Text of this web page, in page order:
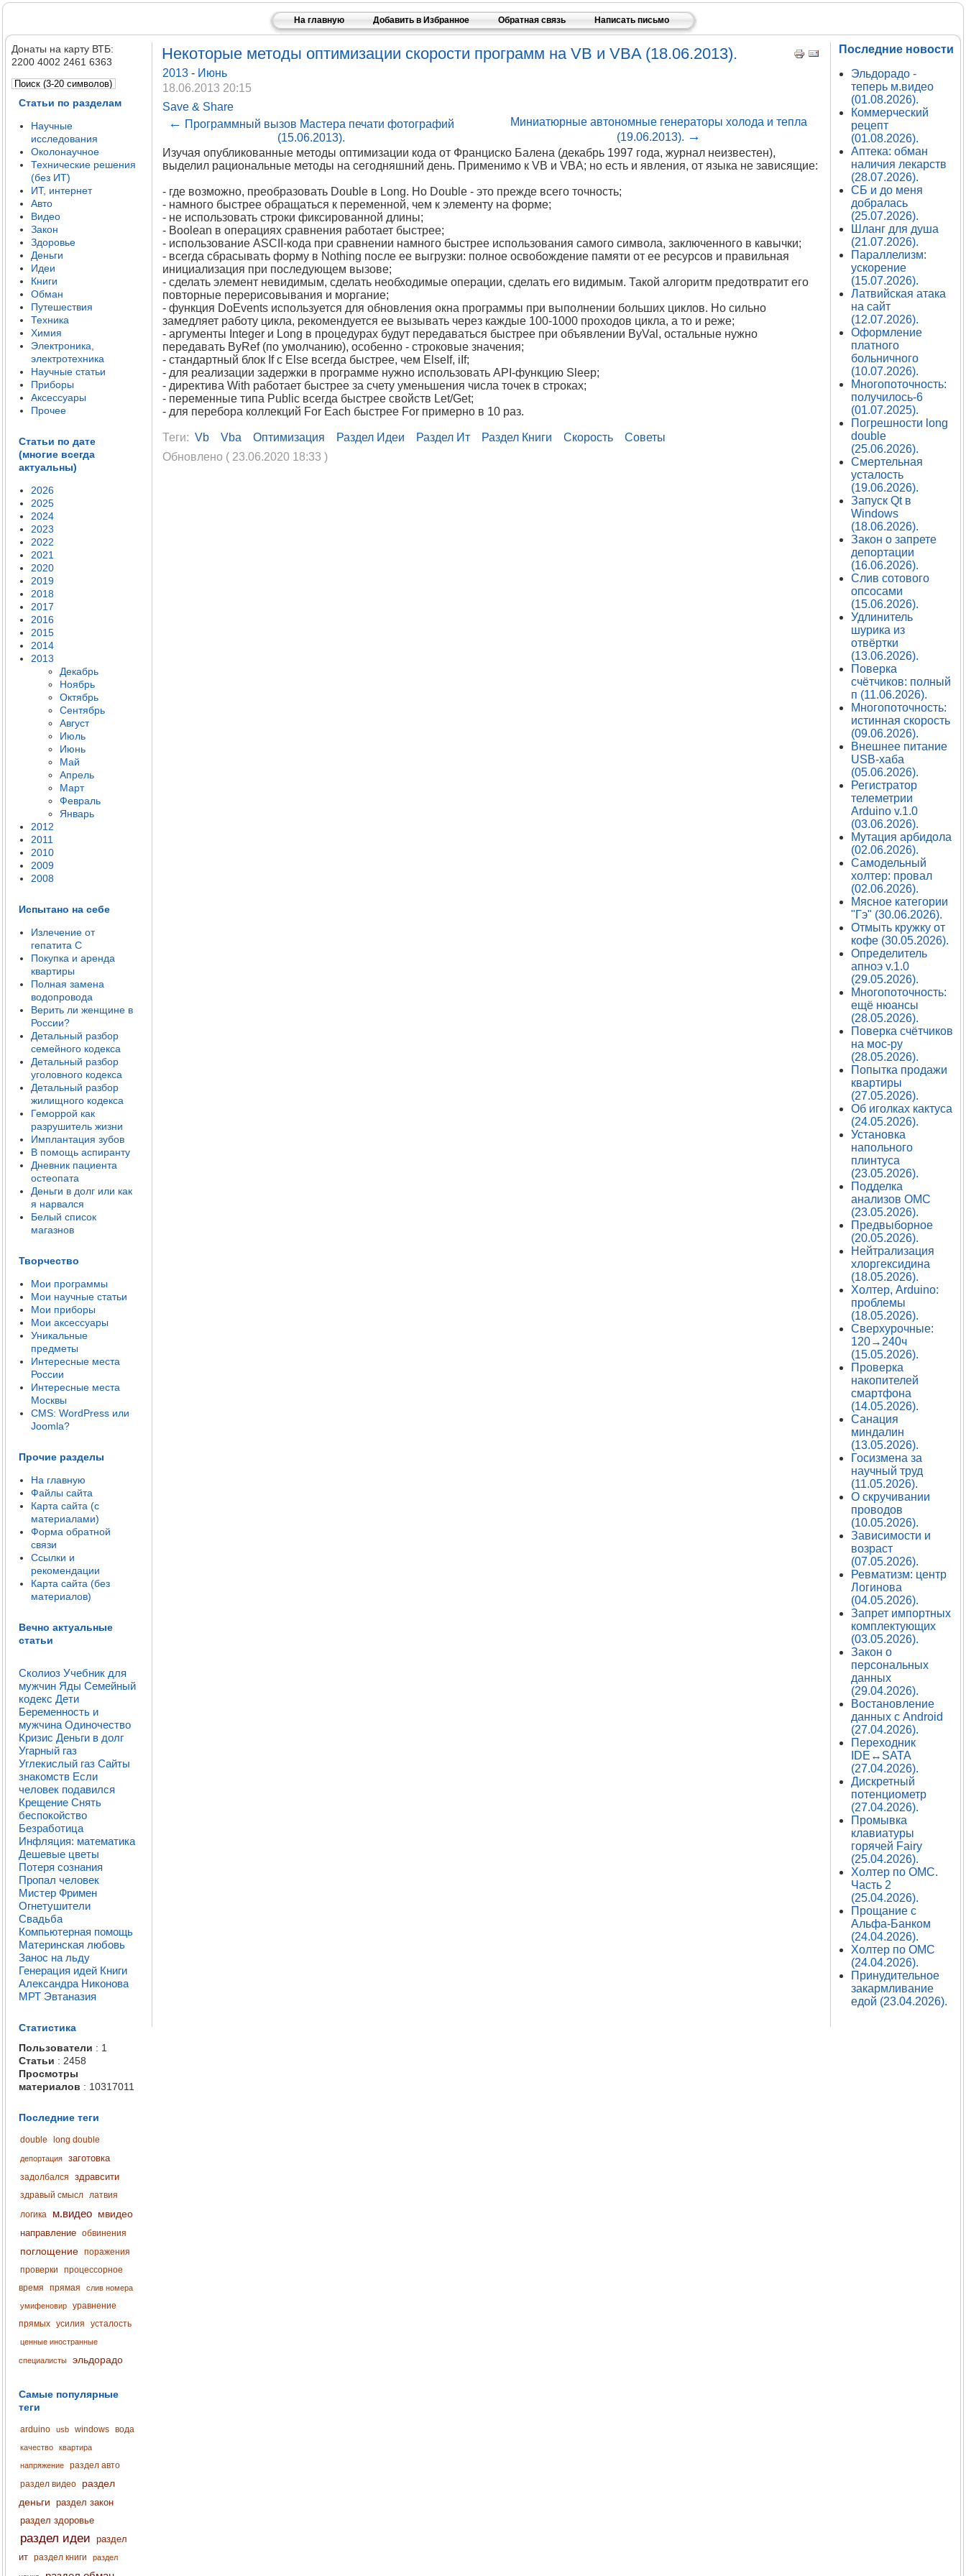
На главную Добавить в Избранное Обратная связь Написать письмо
Донаты на карту ВТБ:
2200 4002 2461 6363
Статьи по разделам
Научные
исследования
Околонаучное
Технические решения
(без ИТ)
ИТ, интернет
Авто
Видео
Закон
Здоровье
Деньги
Идеи
Книги
Обман
Путешествия
Техника
Химия
Электроника,
электротехника
Научные статьи
Приборы
Аксессуары
Прочее
Статьи по дате
(многие всегда
актуальны)
2026
2025
2024
2023
2022
2021
2020
2019
2018
2017
2016
2015
2014
2013
Декабрь
Ноябрь
Октябрь
Сентябрь
Август
Июль
Июнь
Май
Апрель
Март
Февраль
Январь
2012
2011
2010
2009
2008
Испытано на себе
Излечение от
гепатита C
Покупка и аренда
квартиры
Полная замена
водопровода
Верить ли женщине в
России?
Детальный разбор
семейного кодекса
Детальный разбор
уголовного кодекса
Детальный разбор
жилищного кодекса
Геморрой как
разрушитель жизни
Имплантация зубов
В помощь аспиранту
Дневник пациента
остеопата
Деньги в долг или как
я нарвался
Белый список
магазнов
Творчество
Мои программы
Мои научные статьи
Мои приборы
Мои аксессуары
Уникальные
предметы
Интересные места
России
Интересные места
Москвы
CMS: WordPress или
Joomla?
Прочие разделы
На главную
Файлы сайта
Карта сайта (с
материалами)
Форма обратной
связи
Ссылки и
рекомендации
Карта сайта (без
материалов)
Вечно актуальные
статьи
Сколиоз Учебник для
мужчин Яды Семейный
кодекс Дети
Беременность и
мужчина Одиночество
Кризис Деньги в долг
Угарный газ
Углекислый газ Сайты
знакомств Если
человек подавился
Крещение Снять
беспокойство
Безработица
Инфляция: математика
Дешевые цветы
Потеря сознания
Пропал человек
Мистер Фримен
Огнетушители
Свадьба
Компьютерная помощь
Материнская любовь
Занос на льду
Генерация идей Книги
Александра Никонова
МРТ Эвтаназия
Статистика
Пользователи : 1
Статьи : 2458
Просмотры
материалов : 10317011
Последние теги
double long double
депортация заготовка
задолбался здравсити
здравый смысл латвия
логика
м.видео мвидео
направление обвинения
поглощение поражения
проверки
процессорное
время
прямая слив номера
умифеновир
уравнение
прямых усилия усталость
ценные иностранные
специалисты эльдорадо
Самые популярные
теги
arduino usb windows вода
качество квартира
напряжение
раздел авто
раздел видео
раздел
деньги раздел закон
раздел здоровье
раздел идеи раздел
ит раздел книги раздел
Некоторые методы оптимизации скорости программ на VB и VBA (18.06.2013).
2013 - Июнь
18.06.2013 20:15
Save & Share
← Программный вызов Мастера печати фотографий
(15.06.2013).
Миниатюрные автономные генераторы холода и тепла
(19.06.2013). →
Изучая опубликованные методы оптимизации кода от Франциско Балена (декабрь 1997 года, журнал неизвестен),
выделил рациональные методы на сегодняшний день. Применимо к VB и VBA; но есть и явления, от языка не зависящие:
- где возможно, преобразовать Double в Long. Но Double - это прежде всего точность;
- намного быстрее обращаться к переменной, чем к элементу на форме;
- не использовать строки фиксированной длины;
- Boolean в операциях сравнения работает быстрее;
- использование ASCII-кода при сравнении намного быстрее использования самого символа, заключенного в кавычки;
- всегда сбрасывать форму в Nothing после ее выгрузки: полное освобождение памяти от ее ресурсов и правильная
инициализация при последующем вызове;
- сделать элемент невидимым, сделать необходимые операции, сделать его видимым. Такой алгоритм предотвратит его
повторные перерисовывания и моргание;
- функция DoEvents используется для обновления окна программы при выполнении больших циклов. Но сильно
замедляет работу цикла, рекомендуется ее вызывать через каждые 100-1000 проходов цикла, а то и реже;
- аргументы Integer и Long в процедурах будут передаваться быстрее при объявлении ByVal, остальные нужно
передавать ByRef (по умолчанию), особенно - строковые значения;
- стандартный блок If с Else всегда быстрее, чем ElseIf, iIf;
- для реализации задержки в программе нужно использовать API-функцию Sleep;
- директива With работает быстрее за счету уменьшения числа точек в строках;
- переменные типа Public всегда быстрее свойств Let/Get;
- для перебора коллекций For Each быстрее For примерно в 10 раз.
Теги: Vb Vba Оптимизация Раздел Идеи Раздел Ит Раздел Книги Скорость
Советы
Обновлено ( 23.06.2020 18:33 )
Последние новости
Эльдорадо -
теперь м.видео
(01.08.2026).
Коммерческий
рецепт
(01.08.2026).
Аптека: обман
наличия лекарств
(28.07.2026).
СБ и до меня
добралась
(25.07.2026).
Шланг для душа
(21.07.2026).
Параллелизм:
ускорение
(15.07.2026).
Латвийская атака
на сайт
(12.07.2026).
Оформление
платного
больничного
(10.07.2026).
Многопоточность:
получилось-6
(01.07.2025).
Погрешности long
double
(25.06.2026).
Смертельная
усталость
(19.06.2026).
Запуск Qt в
Windows
(18.06.2026).
Закон о запрете
депортации
(16.06.2026).
Слив сотового
опсосами
(15.06.2026).
Удлинитель
шурика из
отвёртки
(13.06.2026).
Поверка
счётчиков: полный
п (11.06.2026).
Многопоточность:
истинная скорость
(09.06.2026).
Внешнее питание
USB-хаба
(05.06.2026).
Регистратор
телеметрии
Arduino v.1.0
(03.06.2026).
Мутация арбидола
(02.06.2026).
Самодельный
холтер: провал
(02.06.2026).
Мясное категории
"Гэ" (30.06.2026).
Отмыть кружку от
кофе (30.05.2026).
Определитель
апноэ v.1.0
(29.05.2026).
Многопоточность:
ещё нюансы
(28.05.2026).
Поверка счётчиков
на мос-ру
(28.05.2026).
Попытка продажи
квартиры
(27.05.2026).
Об иголках кактуса
(24.05.2026).
Установка
напольного
плинтуса
(23.05.2026).
Подделка
анализов ОМС
(23.05.2026).
Предвыборное
(20.05.2026).
Нейтрализация
хлоргексидина
(18.05.2026).
Холтер, Arduino:
проблемы
(18.05.2026).
Сверхурочные:
120→240ч
(15.05.2026).
Проверка
накопителей
смартфона
(14.05.2026).
Санация
миндалин
(13.05.2026).
Госизмена за
научный труд
(11.05.2026).
О скручивании
проводов
(10.05.2026).
Зависимости и
возраст
(07.05.2026).
Ревматизм: центр
Логинова
(04.05.2026).
Запрет импортных
комплектующих
(03.05.2026).
Закон о
персональных
данных
(29.04.2026).
Востановление
данных с Android
(27.04.2026).
Переходник
IDE↔SATA
(27.04.2026).
Дискретный
потенциометр
(27.04.2026).
Промывка
клавиатуры
горячей Fairy
(25.04.2026).
Холтер по ОМС.
Часть 2
(25.04.2026).
Прощание с
Альфа-Банком
(24.04.2026).
Холтер по ОМС
(24.04.2026).
Принудительное
закармливание
едой (23.04.2026).